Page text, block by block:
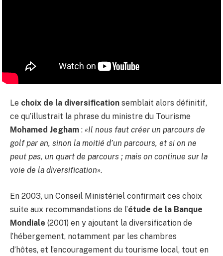
Le choix de la diversification semblait alors définitif,
ce qu’illustrait la phrase du ministre du Tourisme
Mohamed Jegham : «Il nous faut créer un parcours de
golf par an, sinon la moitié d’un parcours, et si on ne
peut pas, un quart de parcours ; mais on continue sur la
voie de la diversification».
En 2003, un Conseil Ministériel confirmait ces choix
suite aux recommandations de l’étude de la Banque
Mondiale (2001) en y ajoutant la diversification de
l’hébergement, notamment par les chambres
d’hôtes, et l’encouragement du tourisme local, tout en